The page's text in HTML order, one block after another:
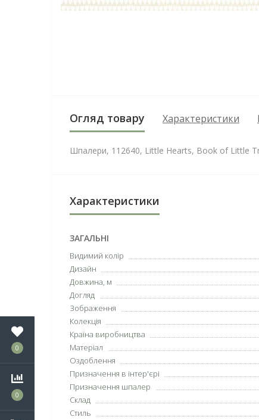
0
0
Огляд товару Характеристики
Шпалери, 112640, Little Hearts, Book of Little
Характеристики
ЗАГАЛЬНІ
Видимий колір
Дизайн
Довжина, м
Догляд
Зображення
Колекція
Країна виробництва
Матеріал
Оздоблення
Призначення в інтер'єрі
Призначення шпалер
Склад
Стиль